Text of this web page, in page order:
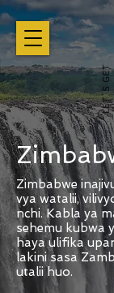
Zimbabwe
vya watalii,
nchi. Kabla ya
sehemu kubwa
haya ulifika
lakini sasa
utalii huo.